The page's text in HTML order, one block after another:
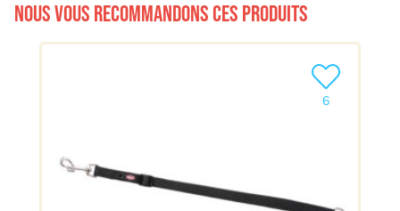
Nous vous recommandons ces produits
6
Ajouter le